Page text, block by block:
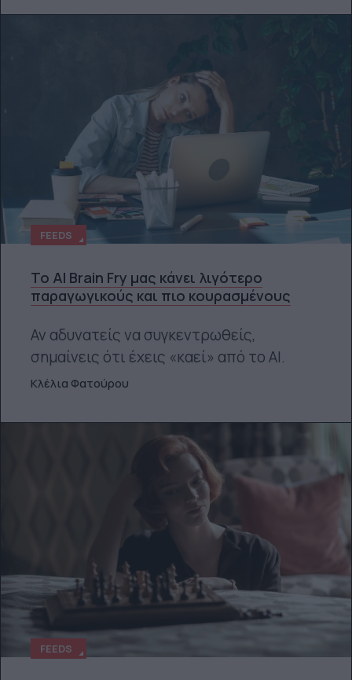
FEEDS
Το AI Brain Fry μας κάνει λιγότερο
παραγωγικούς και πιο κουρασμένους
Αν αδυνατείς να συγκεντρωθείς,
σημαίνεις ότι έχεις «καεί» από το ΑΙ.
Κλέλια Φατούρου
FEEDS